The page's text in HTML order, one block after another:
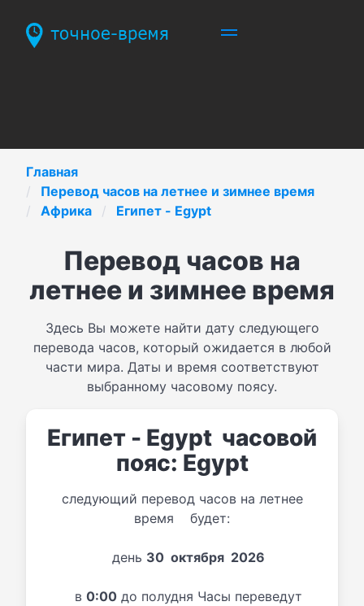
Главная
Перевод часов на летнее и зимнее время
Африка
Египет - Egypt
Перевод часов на
летнее и зимнее время
Здесь Вы можете найти дату следующего
перевода часов, который ожидается в любой
части мира. Даты и время соответствуют
выбранному часовому поясу.
Египет - Egypt часовой
пояс: Egypt
следующий перевод часов на летнее
время будет:
день 30 октября 2026
в 0:00до полудня Часы переведут